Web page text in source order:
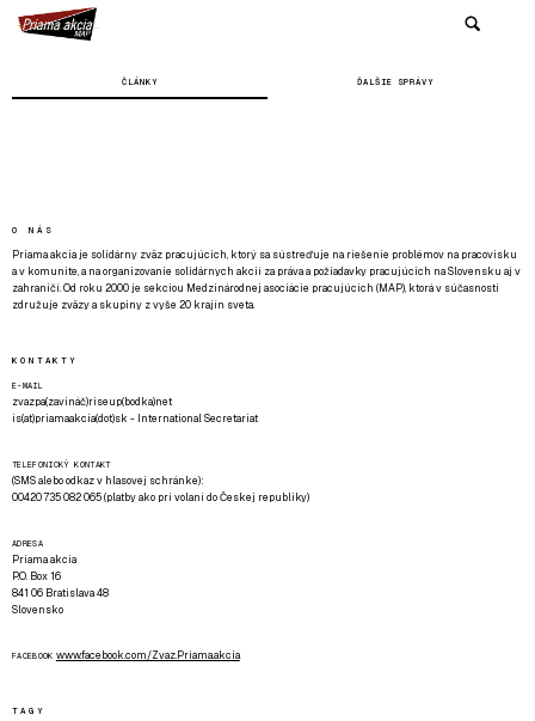
ČLÁNKY ĎALŠIE SPRÁVY
O NÁS
Priama akcia je solidárny zväz pracujúcich, ktorý sa sústreďuje na riešenie problémov na pracovisku
a v komunite, a na organizovanie solidárnych akcií za práva a požiadavky pracujúcich na Slovensku aj v
zahraničí. Od roku 2000 je sekciou Medzinárodnej asociácie pracujúcich (MAP), ktorá v súčasnosti
združuje zväzy a skupiny z vyše 20 krajín sveta.
KONTAKTY
E-MAIL
zvazpa(zavináč)riseup(bodka)net
is(at)priamaakcia(dot)sk - International Secretariat
TELEFONICKÝ KONTAKT
(SMS alebo odkaz v hlasovej schránke):
00420 735 082 065 (platby ako pri volaní do Českej republiky)
ADRESA
Priama akcia
P.O. Box 16
841 06 Bratislava 48
Slovensko
FACEBOOK www.facebook.com/Zvaz.Priama.akcia
TAGY